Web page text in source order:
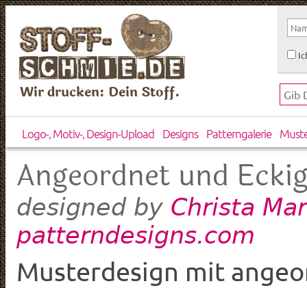
Wir drucken: Dein Stoff.
Logo-, Motiv-, Design-Upload Designs Patterngalerie
Angeordnet und
designed by Christa
patterndesigns.com
Musterdesign mit